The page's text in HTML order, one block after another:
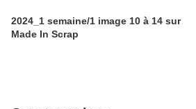
2024_1 semaine/1 image 10 à 14 sur
Made In Scrap